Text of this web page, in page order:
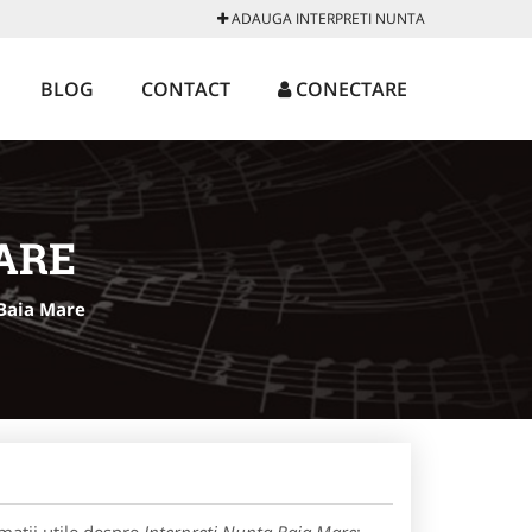
ADAUGA INTERPRETI NUNTA
BLOG CONTACT CONECTARE
Mare